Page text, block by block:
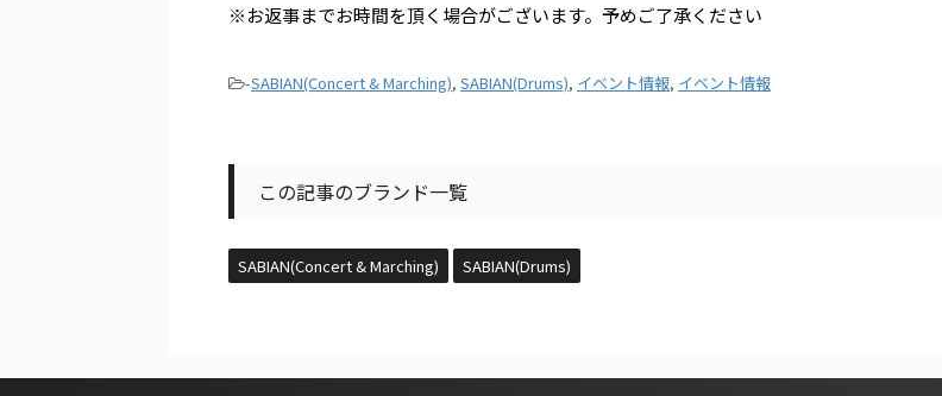
※お返事までお時間を頂く場合がございます。予めご了承ください
-SABIAN(Concert & Marching), SABIAN(Drums), イベント情報, イベント情報
この記事のブランド一覧
SABIAN(Concert & Marching) SABIAN(Drums)